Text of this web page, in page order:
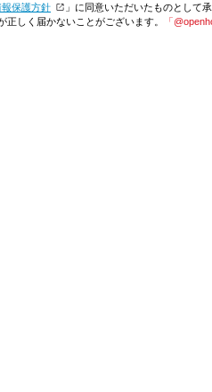
保護方針
」に同意いただいたものとして承
正しく届かないことがございます。
「